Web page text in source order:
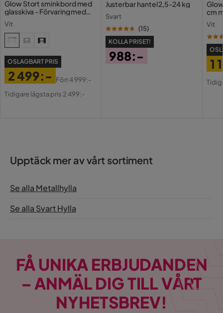
Glow Stort sminkbord med
glasskiva - Förvaring med
Vit
OSLAGBART PRIS
Pris
2 499:-
Original
Förr4 999:-
Tidigare lägsta pris 2 499:-
Justerbar hantel 2,5-24 kg
Svart
(15)
KOLLA PRISET!
988:-
cm
Vit
1
Upptäck mer av vårt sortiment
Se alla Metallhylla
Se alla Svart Hylla
FÅ UNIKA ERBJUDANDEN
– ANMÄL DIG TILL VÅRT
NYHETSBREV!